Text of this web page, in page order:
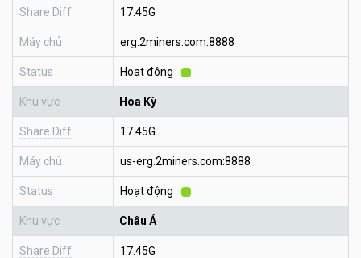
Share Diff 17.45G
Máy chủ erg.2miners.com:8888
Status Hoạt động
Khu vực Hoa Kỳ
Share Diff 17.45G
Máy chủ us-erg.2miners.com:8888
Status Hoạt động
Khu vực Châu Á
Share Diff 17.45G